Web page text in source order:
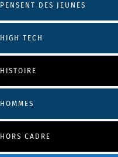
PENSENT DES JEUNES
HIGH TECH
HISTOIRE
HOMMES
HORS CADRE